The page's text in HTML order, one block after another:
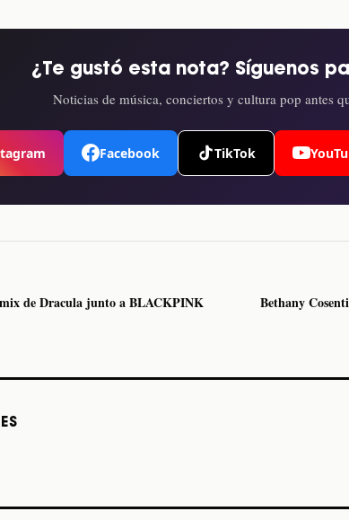
¿Te gustó esta nota? Síguenos
Noticias de música, conciertos y cultura pop antes
Facebook TikTok
de Dracula junto a BLACKPINK
Bethany